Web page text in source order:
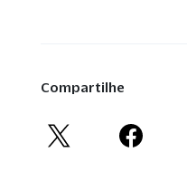
Compartilhe